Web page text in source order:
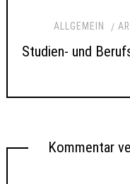
ALLGEMEIN
Studien- und
Kommentar